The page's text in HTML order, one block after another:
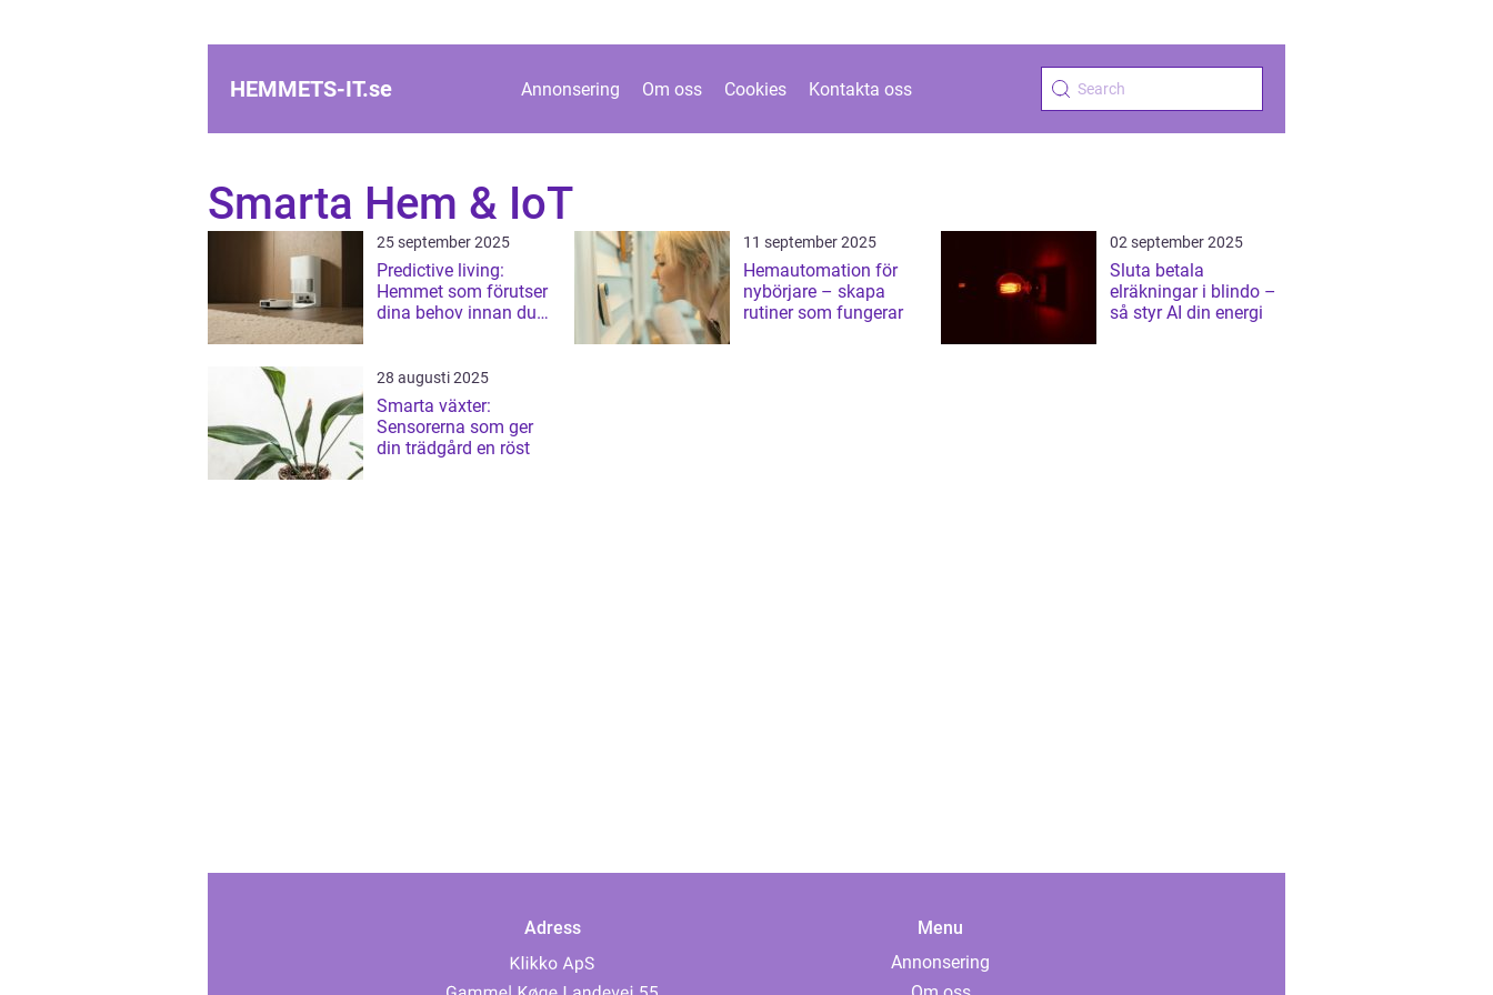
HEMMETS-IT.se Annonsering Om oss Cookies Kontakta oss
Smarta Hem & IoT
25 september 2025
Predictive living:
Hemmet som förutser
dina behov innan du
11 september 2025
Hemautomation för
nybörjare – skapa
rutiner som fungerar
02 september 2025
Sluta betala
elräkningar i blindo –
så styr AI din energi
28 augusti 2025
Smarta växter:
Sensorerna som ger
din trädgård en röst
Adress
Menu
Annonsering